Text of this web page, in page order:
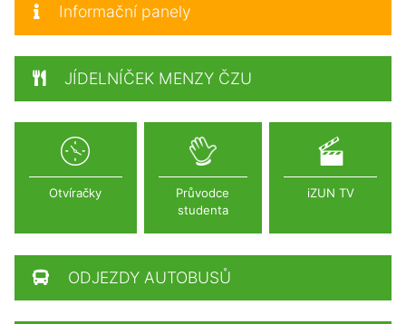
Informační panely
JÍDELNÍČEK MENZY ČZU
Otvíračky
Průvodce
studenta
iZUN TV
ODJEZDY AUTOBUSŮ